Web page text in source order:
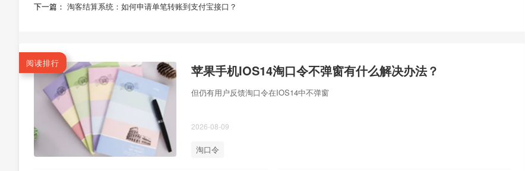
下一篇： 淘客结算系统：如何申请单笔转账到支付宝接口？
阅读排行 苹果手机IOS14淘口令不弹窗有什么解决办法？
但仍有用户反馈淘口令在IOS14中不弹窗
2026-08-09
淘口令